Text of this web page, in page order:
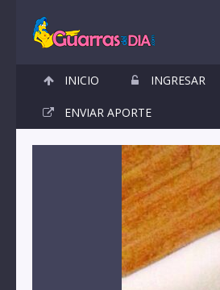
INICIO INGRESAR
ENVIAR APORTE